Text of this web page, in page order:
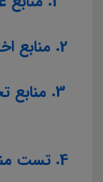
2.
3.
4. تست